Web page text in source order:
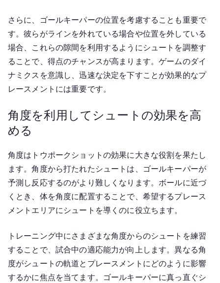
さらに、ゴールキーパーの位置を考慮することも重要で
す。彼らがラインを外れている場合や位置を外している
場合、これらの隙間を利用するようにシュートを調整す
ることで、得点のチャンスが高まります。ゲームのダイ
ナミクスを意識し、迅速な決定を下すことが効果的なプ
レースメントには重要です。
角度を利用してシュートの効果を高
める
角度はトウポークショットの効果に大きな役割を果たし
ます。角度から打たれたシュートは、ゴールキーパーが
予測し反応するのがより難しくなります。ボールに近づ
くとき、体を角度に配置することで、希望するプレース
メントエリアにシュートを導くのに役立ちます。
トレーニング中にさまざまな角度からのシュートを練習
することで、試合中の適応能力が向上します。異なる角
度がシュートの軌道とプレースメントにどのように影響
するかに焦点を当てます。ゴールキーパーに真っ直ぐシ